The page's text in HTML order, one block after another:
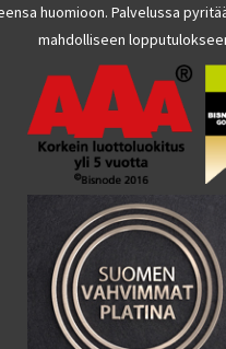
huomioon. Palvelussa
mahdolliseen